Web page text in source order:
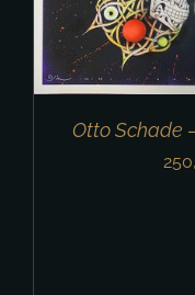
Otto Schade
IN DEN